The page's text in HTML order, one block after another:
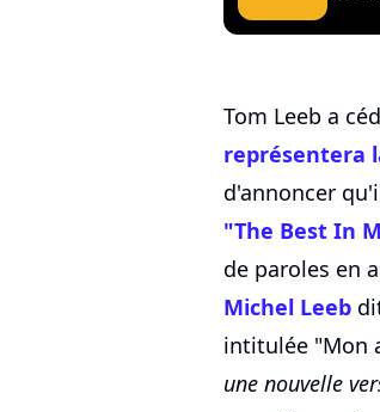
Tom Leeb a
représentera
d'annoncer
"The Best In
de paroles en
Michel Leeb
intitulée "Mon
une nouvelle